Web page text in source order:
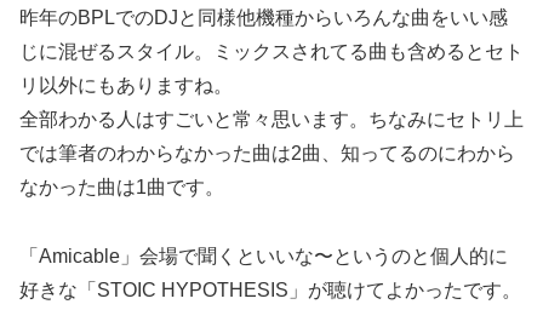
昨年のBPLでのDJと同様他機種からいろんな曲をいい感
じに混ぜるスタイル。ミックスされてる曲も含めるとセト
リ以外にもありますね。
全部わかる人はすごいと常々思います。ちなみにセトリ上
では筆者のわからなかった曲は2曲、知ってるのにわから
なかった曲は1曲です。
「Amicable」会場で聞くといいな〜というのと個人的に
好きな「STOIC HYPOTHESIS」が聴けてよかったです。